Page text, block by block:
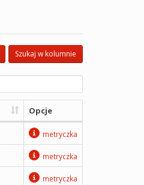
Szukaj w kolumnie
Opcje
metryczka
metryczka
metryczka